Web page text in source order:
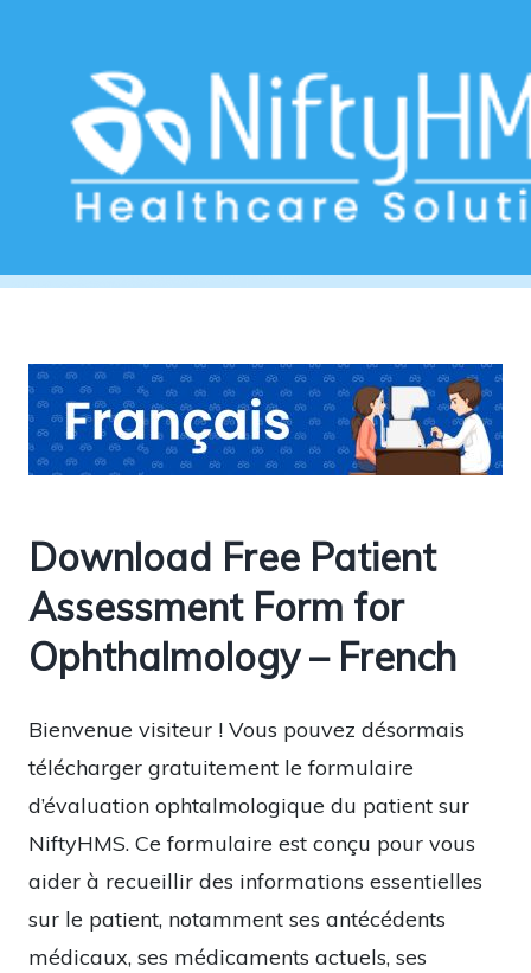
Clinique des yeux au laser
Download Free Patient
Assessment Form for
Ophthalmology – French
Bienvenue visiteur ! Vous pouvez désormais
télécharger gratuitement le formulaire
d’évaluation ophtalmologique du patient sur
NiftyHMS. Ce formulaire est conçu pour vous
aider à recueillir des informations essentielles
sur le patient, notamment ses antécédents
médicaux, ses médicaments actuels, ses